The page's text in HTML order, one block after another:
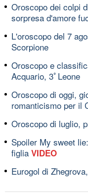
Oroscopo dei colpi
sorpresa d'amore
L'oroscopo del 7
Scorpione
Oroscopo e
Acquario, 3ﾟLeone
Oroscopo di oggi,
romanticismo per il
Oroscopo di luglio,
Spoiler My sweet
figlia VIDEO
Eurogol di